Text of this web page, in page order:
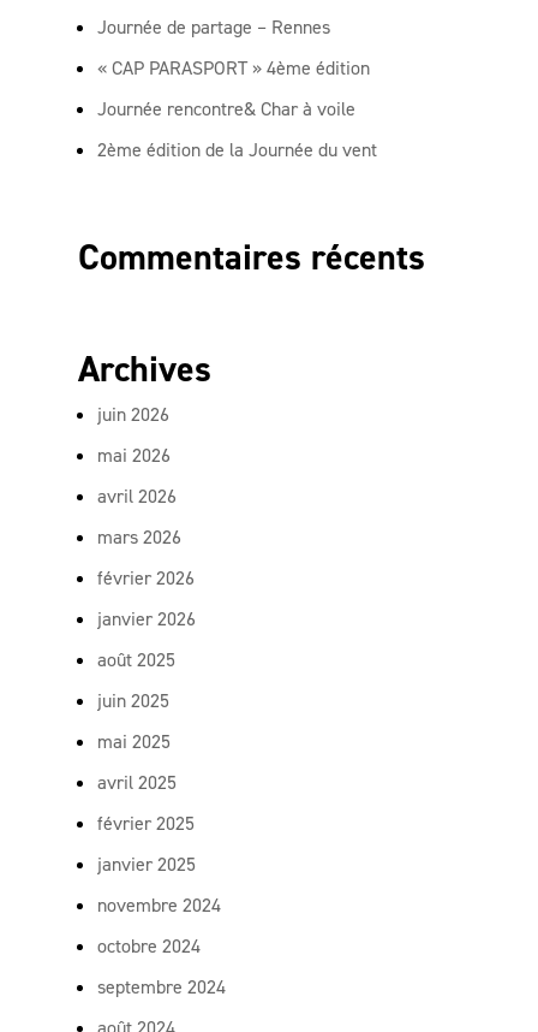
Journée de partage – Rennes
« CAP PARASPORT » 4ème édition
Journée rencontre& Char à voile
2ème édition de la Journée du vent
Commentaires récents
Archives
juin 2026
mai 2026
avril 2026
mars 2026
février 2026
janvier 2026
août 2025
juin 2025
mai 2025
avril 2025
février 2025
janvier 2025
novembre 2024
octobre 2024
septembre 2024